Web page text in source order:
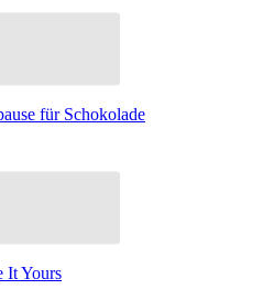
für Schokolade
It Yours